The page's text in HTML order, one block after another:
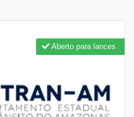
Aberto para lances